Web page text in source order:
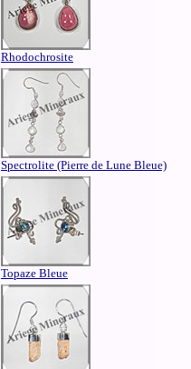
Rhodochrosite
Spectrolite (Pierre de Lune Bleue)
Topaze Bleue